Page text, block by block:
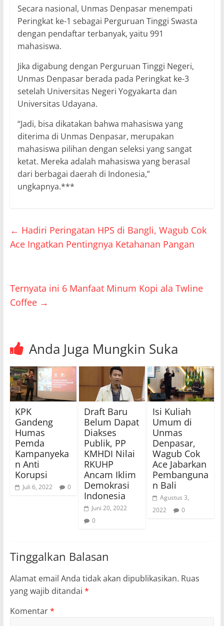
Secara nasional, Unmas Denpasar menempati
Peringkat ke-1 sebagai Perguruan Tinggi Swasta
dengan pendaftar terbanyak, yaitu 991
mahasiswa.
Jika digabung dengan Perguruan Tinggi Negeri,
Unmas Denpasar berada pada Peringkat ke-3
setelah Universitas Negeri Yogyakarta dan
Universitas Udayana.
“Jadi, bisa dikatakan bahwa mahasiswa yang
diterima di Unmas Denpasar, merupakan
mahasiswa pilihan dengan seleksi yang sangat
ketat. Mereka adalah mahasiswa yang berasal
dari berbagai daerah di Indonesia,”
ungkapnya.***
← Hadiri Peringatan HPS di Bangli, Wagub Cok
Ace Ingatkan Pentingnya Ketahanan Pangan
Ternyata ini 6 Manfaat Minum Kopi ala Twline
Coffee →
Anda Juga Mungkin Suka
KPK
Gandeng
Humas
Pemda
Kampanyeka
n Anti
Korupsi
Juli 6, 2022 0
Draft Baru
Belum Dapat
Diakses
Publik, PP
KMHDI Nilai
RKUHP
Ancam Iklim
Demokrasi
Indonesia
Juni 20, 2022
0
Isi Kuliah
Umum di
Unmas
Denpasar,
Wagub Cok
Ace Jabarkan
Pembanguna
n Bali
Agustus 3,
2022
0
Tinggalkan Balasan
Alamat email Anda tidak akan dipublikasikan. Ruas
yang wajib ditandai *
Komentar*